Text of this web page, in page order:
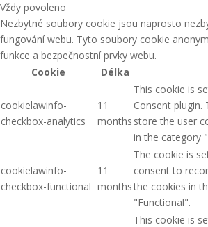
Vždy povoleno
Nezbytné soubory cookie jsou naprosto
fungování webu. Tyto soubory cookie
funkce a bezpečnostní prvky webu.
Cookie
Délka
cookielawinfo-
checkbox-analytics
11
months
This cookie is
Consent plugin.
store the user
in the category
cookielawinfo-
checkbox-functional
11
months
The cookie is
consent to
the cookies in
"Functional".
This cookie is